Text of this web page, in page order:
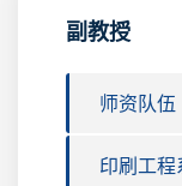
副教授
师资队伍
印刷工程